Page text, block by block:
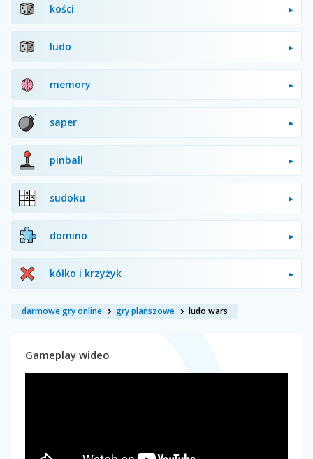
kości
ludo
memory
saper
pinball
sudoku
domino
kółko i krzyżyk
darmowe gry online gry planszowe ludo wars
Gameplay wideo